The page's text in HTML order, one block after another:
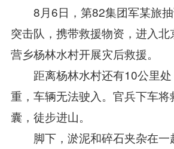
8月6日，第82集团军某旅抽
突击队，携带救援物资，进入
营乡杨林水村开展灾后救援。
距离杨林水村还有10公里处
重，车辆无法驶入。官兵下车
囊，徒步进山。
脚下，淤泥和碎石夹杂在一